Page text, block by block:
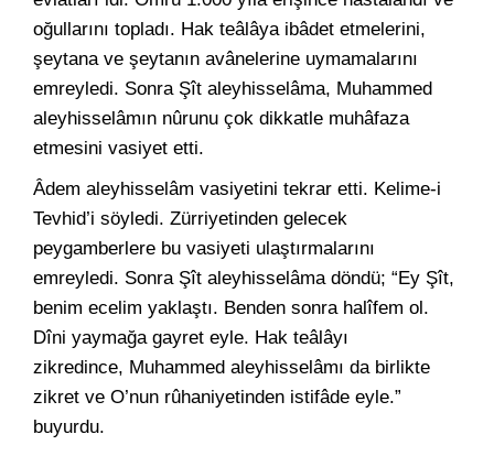
oğullarını topladı. Hak teâlâya ibâdet etmelerini,
şeytana ve şeytanın avânelerine uymamalarını
emreyledi. Sonra Şît aleyhisselâma, Muhammed
aleyhisselâmın nûrunu çok dikkatle muhâfaza
etmesini vasiyet etti.
Âdem aleyhisselâm vasiyetini tekrar etti. Kelime-i
Tevhid’i söyledi. Zürriyetinden gelecek
peygamberlere bu vasiyeti ulaştırmalarını
emreyledi. Sonra Şît aleyhisselâma döndü; “Ey Şît,
benim ecelim yaklaştı. Benden sonra halîfem ol.
Dîni yaymağa gayret eyle. Hak teâlâyı
zikredince, Muhammed aleyhisselâmı da birlikte
zikret ve O’nun rûhaniyetinden istifâde eyle.”
buyurdu.